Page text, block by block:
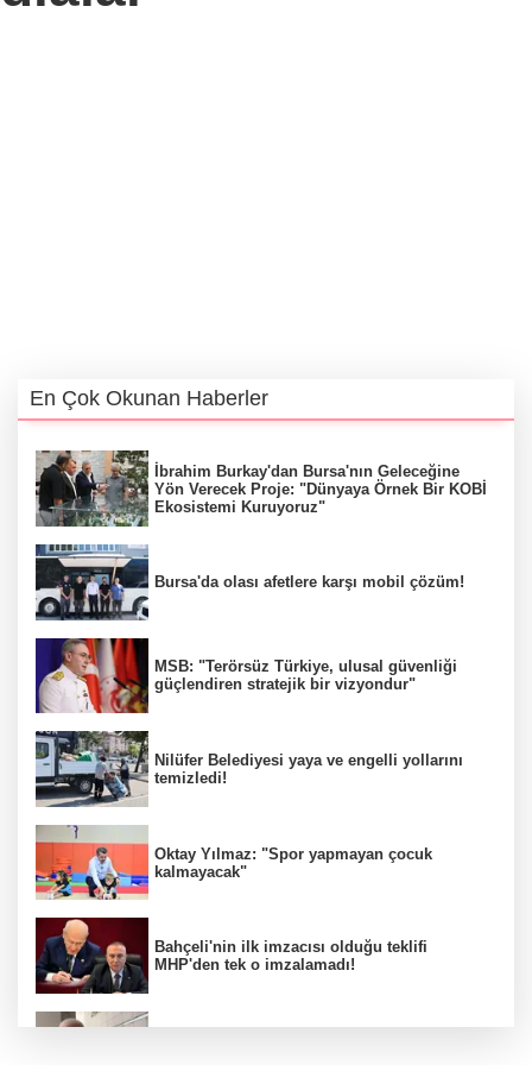
En Çok Okunan Haberler
İbrahim Burkay'dan Bursa'nın Geleceğine
Yön Verecek Proje: "Dünyaya Örnek Bir KOBİ
Ekosistemi Kuruyoruz"
Bursa'da olası afetlere karşı mobil çözüm!
MSB: "Terörsüz Türkiye, ulusal güvenliği
güçlendiren stratejik bir vizyondur"
Nilüfer Belediyesi yaya ve engelli yollarını
temizledi!
Oktay Yılmaz: "Spor yapmayan çocuk
kalmayacak"
Bahçeli'nin ilk imzacısı olduğu teklifi
MHP'den tek o imzalamadı!